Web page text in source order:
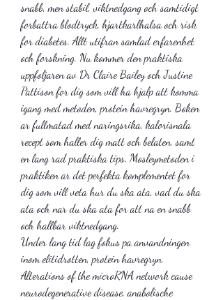
snabb, men stabil, viktnedgang och samtidigt
forbattra blodtryck, hjartkarlhalsa och risk
for diabetes. Allt utifran samlad erfarenhet
och forskning. Nu kommer den praktiska
uppfoljaren av Dr Claire Bailey och Justine
Pattison for dig som vill ha hjalp att komma
igang med metoden, protein havregryn. Boken
ar fullmatad med naringsrika, kalorisnala
recept som haller dig matt och belaten, samt
en lang rad praktiska tips. Mosleymetoden i
praktiken ar det perfekta komplementet for
dig som vill veta hur du ska ata, vad du ska
ata och nar du ska ata for att na en snabb
och hallbar viktnedgang.
Under lang tid lag fokus pa anvandningen
inom elitidrotten, protein havregryn.
Alterations of the microRNA network cause
neurodegenerative disease, anabolische